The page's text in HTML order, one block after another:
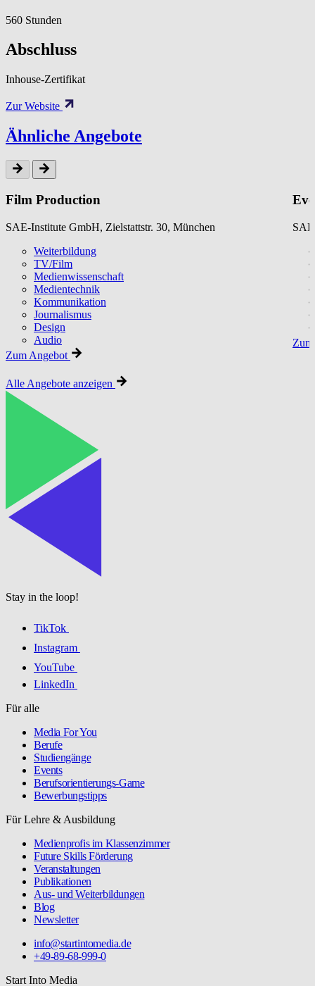
560 Stunden
Abschluss
Inhouse-Zertifikat
Zur Website
Ähnliche Angebote
Film Production
SAE-Institute GmbH, Zielstattstr. 30, München
Weiterbildung
TV/Film
Medienwissenschaft
Medientechnik
Kommunikation
Journalismus
Design
Audio
Zum Angebot
Alle Angebote anzeigen
Stay in the loop!
TikTok
Instagram
YouTube
LinkedIn
Für alle
Media For You
Berufe
Studiengänge
Events
Berufsorientierungs-Game
Bewerbungstipps
Für Lehre & Ausbildung
Medienprofis im Klassenzimmer
Future Skills Förderung
Veranstaltungen
Publikationen
Aus- und Weiterbildungen
Blog
Newsletter
info@startintomedia.de
+49-89-68-999-0
Start Into Media